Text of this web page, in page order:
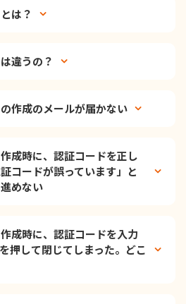
は？
違うの？
作成のメールが届かない
成時に、認証コードを正し
コードが誤っています」と
めない
成時に、認証コードを入力
押して閉じてしまった。どこ